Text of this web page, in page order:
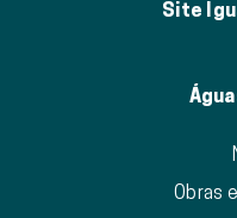
Site
Obras